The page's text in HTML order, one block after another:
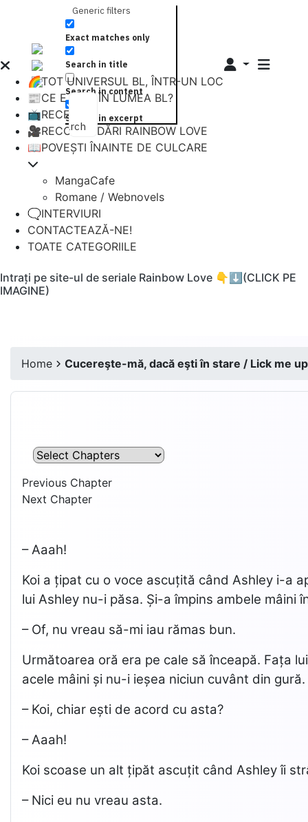
Search
Generic filters
Exact matches only
Search in title
Search in content
Search in excerpt
🌈TOT UNIVERSUL BL, ÎNTR-UN LOC
📰CE E NOU ÎN LUMEA BL?
📺RECENZII
🎥RECOMANDĂRI RAINBOW LOVE
📖POVEȘTI ÎNAINTE DE CULCARE
MangaCafe
Romane / Webnovels
🗨️INTERVIURI
CONTACTEAZĂ-NE!
TOATE CATEGORIILE
Intrați pe site-ul de seriale Rainbow Love 👇⬇️(CLICK PE
IMAGINE)
Home Cucereşte-mă, dacă eşti în stare / Lick me
Previous Chapter
Next Chapter
– Aaah!
Koi a țipat cu o voce ascuțită când Ashley i-a
lui Ashley nu-i păsa. Și-a împins ambele mâini
– Of, nu vreau să-mi iau rămas bun.
Următoarea oră era pe cale să înceapă. Fața
acele mâini și nu-i ieșea niciun cuvânt din
– Koi, chiar ești de acord cu asta?
– Aaah!
Koi scoase un alt țipăt ascuțit când Ashley îi
– Nici eu nu vreau asta.